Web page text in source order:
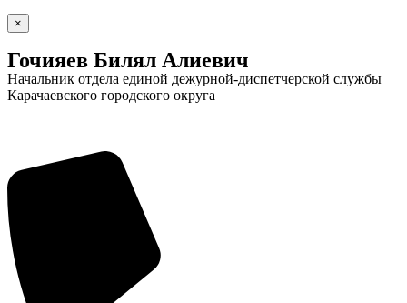
×
Гочияев Билял Алиевич
Начальник отдела единой дежурной-диспетчерской службы
Карачаевского городского округа